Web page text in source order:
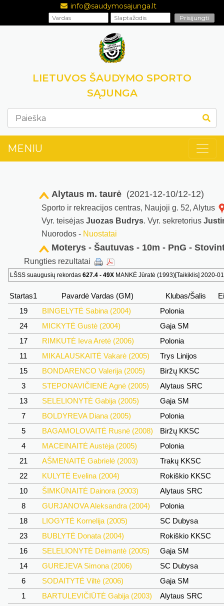
info@saudymosajunga.lt
LIETUVOS ŠAUDYMO SPORTO
SĄJUNGA
MENIU
Alytaus m. taurė (2021-12-10/12-12)
Sporto ir rekreacijos centras, Naujoji g. 52, Alytus
Vyr. teisėjas Juozas Budrys. Vyr. sekretorius
Nuorodos - Nuostatai
Moterys - Šautuvas - 10m - PnG -
Rungties rezultatai
LŠSS suaugusių rekordas 627.4 - 49X MANKĖ Jūratė (1993)[Taikiklis] 2020-
Startas1 Pavardė Vardas (GM) Klubas/Šalis
19
BINGELYTĖ Sabina (2004)
Polonia
24
MICKYTĖ Gustė (2004)
Gaja SM
17
RIMKUTĖ Ieva Aretė (2006)
Polonia
11
MIKALAUSKAITĖ Vakarė (2005)
Trys Linijos
15
BONDARENCO Valerija (2005)
Biržų KKSC
3
STEPONAVIČIENĖ Agnė (2005)
Alytaus SRC
13
SELELIONYTĖ Gabija (2005)
Gaja SM
7
BOLDYREVA Diana (2005)
Polonia
5
BAGAMOLOVAITĖ Rusnė (2008)
Biržų KKSC
4
MACEINAITĖ Austėja (2005)
Polonia
21
AŠMENAITĖ Gabrielė (2003)
Trakų KKSC
22
KULYTĖ Evelina (2004)
Rokiškio KKSC
10
ŠIMKŪNAITĖ Dainora (2003)
Alytaus SRC
8
GURJANOVA Aleksandra (2004)
Polonia
18
LIOGYTĖ Kornelija (2005)
SC Dubysa
23
BUBLYTĖ Donata (2004)
Rokiškio KKSC
16
SELELIONYTĖ Deimantė (2005)
Gaja SM
14
GUREJEVA Simona (2006)
SC Dubysa
6
SODAITYTĖ Viltė (2006)
Gaja SM
1
BARTULEVIČIŪTĖ Gabija (2003)
Alytaus SRC